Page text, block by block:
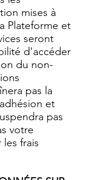
mises à
Plateforme et
seront
d'accéder
du non-
pas la
et
pas
votre
frais